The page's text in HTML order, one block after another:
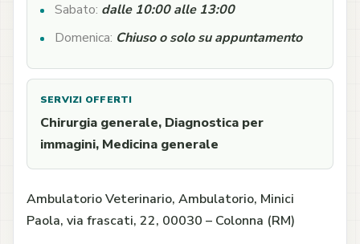
Sabato: dalle 10:00 alle 13:00
Domenica: Chiuso o solo su appuntamento
SERVIZI OFFERTI
Chirurgia generale, Diagnostica per
immagini, Medicina generale
Ambulatorio Veterinario, Ambulatorio, Minici
Paola, via frascati, 22, 00030 – Colonna (RM)